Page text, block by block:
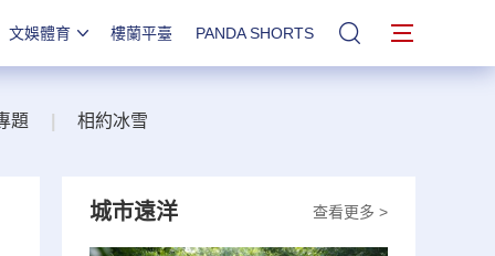
文娛體育 樓蘭平臺 PANDA SHORTS 站內搜索
題 相約冰雪
查看更多 >
城市遠洋